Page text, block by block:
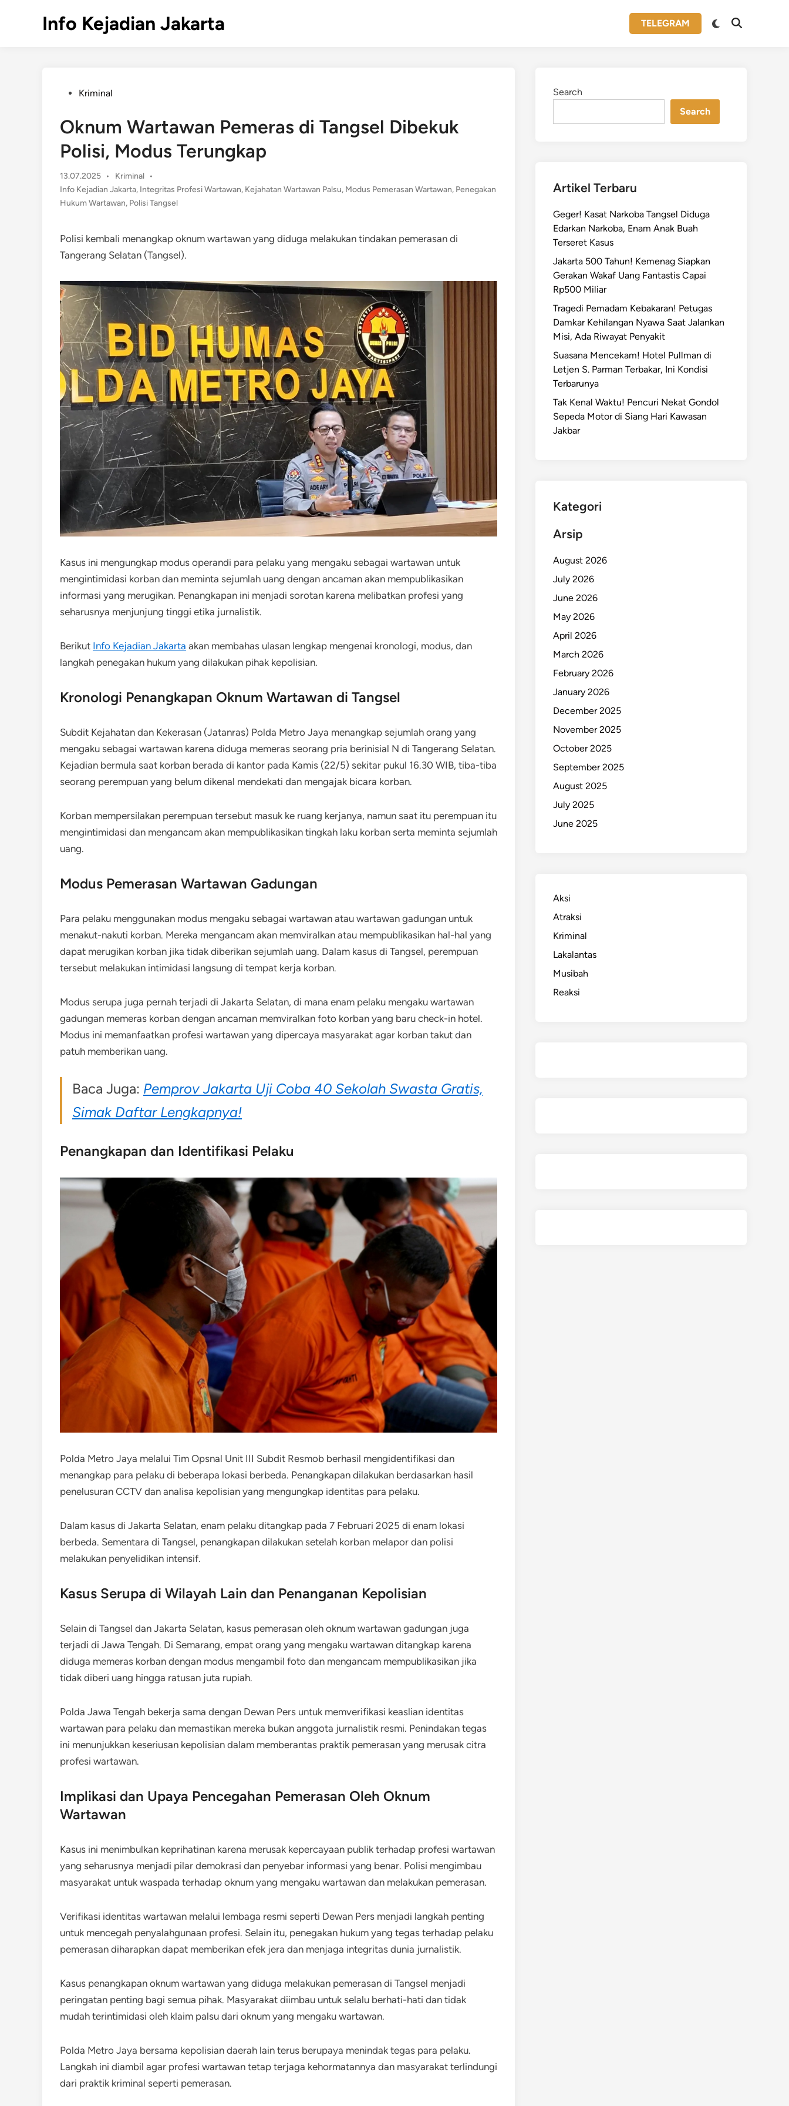
Info Kejadian Jakarta TELEGRAM
Switch
Open
PostedKriminal
Oknum Wartawan Pemeras di Tangsel Dibekuk
Polisi, Modus Terungkap
13.07.2025 •
Posted
in
Kriminal
•
Info Kejadian Jakarta, Integritas Profesi Wartawan, Kejahatan Wartawan Palsu, Modus Pemerasan Wartawan, Penegakan
Hukum Wartawan, Polisi Tangsel
Polisi kembali menangkap oknum wartawan yang diduga melakukan tindakan pemerasan di
Tangerang Selatan (Tangsel).
Kasus ini mengungkap modus operandi para pelaku yang mengaku sebagai wartawan untuk
mengintimidasi korban dan meminta sejumlah uang dengan ancaman akan mempublikasikan
informasi yang merugikan. Penangkapan ini menjadi sorotan karena melibatkan profesi yang
seharusnya menjunjung tinggi etika jurnalistik.
Berikut Info Kejadian Jakarta akan membahas ulasan lengkap mengenai kronologi, modus, dan
langkah penegakan hukum yang dilakukan pihak kepolisian.
Kronologi Penangkapan Oknum Wartawan di Tangsel
Subdit Kejahatan dan Kekerasan (Jatanras) Polda Metro Jaya menangkap sejumlah orang yang
mengaku sebagai wartawan karena diduga memeras seorang pria berinisial N di Tangerang Selatan.
Kejadian bermula saat korban berada di kantor pada Kamis (22/5) sekitar pukul 16.30 WIB, tiba-tiba
seorang perempuan yang belum dikenal mendekati dan mengajak bicara korban.
Korban mempersilakan perempuan tersebut masuk ke ruang kerjanya, namun saat itu perempuan itu
mengintimidasi dan mengancam akan mempublikasikan tingkah laku korban serta meminta sejumlah
uang.
Modus Pemerasan Wartawan Gadungan
Para pelaku menggunakan modus mengaku sebagai wartawan atau wartawan gadungan untuk
menakut-nakuti korban. Mereka mengancam akan memviralkan atau mempublikasikan hal-hal yang
dapat merugikan korban jika tidak diberikan sejumlah uang. Dalam kasus di Tangsel, perempuan
tersebut melakukan intimidasi langsung di tempat kerja korban.
Modus serupa juga pernah terjadi di Jakarta Selatan, di mana enam pelaku mengaku wartawan
gadungan memeras korban dengan ancaman memviralkan foto korban yang baru check-in hotel.
Modus ini memanfaatkan profesi wartawan yang dipercaya masyarakat agar korban takut dan
patuh memberikan uang.
Baca Juga: Pemprov Jakarta Uji Coba 40 Sekolah Swasta Gratis,
Simak Daftar Lengkapnya!
Penangkapan dan Identifikasi Pelaku
Polda Metro Jaya melalui Tim Opsnal Unit III Subdit Resmob berhasil mengidentifikasi dan
menangkap para pelaku di beberapa lokasi berbeda. Penangkapan dilakukan berdasarkan hasil
penelusuran CCTV dan analisa kepolisian yang mengungkap identitas para pelaku.
Dalam kasus di Jakarta Selatan, enam pelaku ditangkap pada 7 Februari 2025 di enam lokasi
berbeda. Sementara di Tangsel, penangkapan dilakukan setelah korban melapor dan polisi
melakukan penyelidikan intensif.
Kasus Serupa di Wilayah Lain dan Penanganan Kepolisian
Selain di Tangsel dan Jakarta Selatan, kasus pemerasan oleh oknum wartawan gadungan juga
terjadi di Jawa Tengah. Di Semarang, empat orang yang mengaku wartawan ditangkap karena
diduga memeras korban dengan modus mengambil foto dan mengancam mempublikasikan jika
tidak diberi uang hingga ratusan juta rupiah.
Polda Jawa Tengah bekerja sama dengan Dewan Pers untuk memverifikasi keaslian identitas
wartawan para pelaku dan memastikan mereka bukan anggota jurnalistik resmi. Penindakan tegas
ini menunjukkan keseriusan kepolisian dalam memberantas praktik pemerasan yang merusak citra
profesi wartawan.
Implikasi dan Upaya Pencegahan Pemerasan Oleh Oknum
Wartawan
Kasus ini menimbulkan keprihatinan karena merusak kepercayaan publik terhadap profesi wartawan
yang seharusnya menjadi pilar demokrasi dan penyebar informasi yang benar. Polisi mengimbau
masyarakat untuk waspada terhadap oknum yang mengaku wartawan dan melakukan pemerasan.
Verifikasi identitas wartawan melalui lembaga resmi seperti Dewan Pers menjadi langkah penting
untuk mencegah penyalahgunaan profesi. Selain itu, penegakan hukum yang tegas terhadap pelaku
pemerasan diharapkan dapat memberikan efek jera dan menjaga integritas dunia jurnalistik.
Kasus penangkapan oknum wartawan yang diduga melakukan pemerasan di Tangsel menjadi
peringatan penting bagi semua pihak. Masyarakat diimbau untuk selalu berhati-hati dan tidak
mudah terintimidasi oleh klaim palsu dari oknum yang mengaku wartawan.
Polda Metro Jaya bersama kepolisian daerah lain terus berupaya menindak tegas para pelaku.
Langkah ini diambil agar profesi wartawan tetap terjaga kehormatannya dan masyarakat terlindungi
dari praktik kriminal seperti pemerasan.
Search
Search
Artikel Terbaru
Geger! Kasat Narkoba Tangsel Diduga
Edarkan Narkoba, Enam Anak Buah
Terseret Kasus
Jakarta 500 Tahun! Kemenag Siapkan
Gerakan Wakaf Uang Fantastis Capai
Rp500 Miliar
Tragedi Pemadam Kebakaran! Petugas
Damkar Kehilangan Nyawa Saat Jalankan
Misi, Ada Riwayat Penyakit
Suasana Mencekam! Hotel Pullman di
Letjen S. Parman Terbakar, Ini Kondisi
Terbarunya
Tak Kenal Waktu! Pencuri Nekat Gondol
Sepeda Motor di Siang Hari Kawasan
Jakbar
Kategori
Arsip
August 2026
July 2026
June 2026
May 2026
April 2026
March 2026
February 2026
January 2026
December 2025
November 2025
October 2025
September 2025
August 2025
July 2025
June 2025
Aksi
Atraksi
Kriminal
Lakalantas
Musibah
Reaksi